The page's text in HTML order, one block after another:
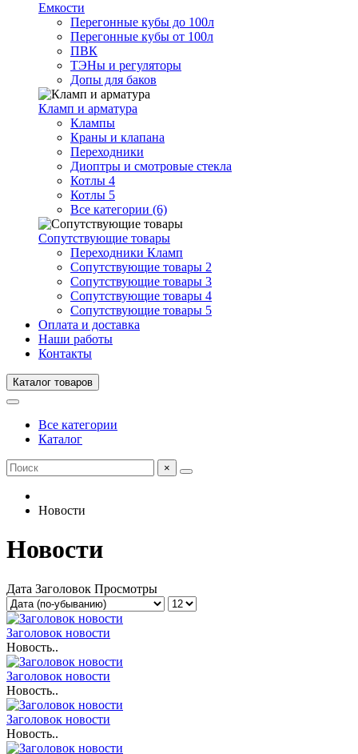
Емкости
Перегонные кубы до 100л
Перегонные кубы от 100л
ПВК
ТЭНы и регуляторы
Допы для баков
Кламп и арматура
Клампы
Краны и клапана
Переходники
Диоптры и смотровые стекла
Котлы 4
Котлы 5
Все категории (6)
Сопутствующие товары
Переходники Кламп
Сопутствующие товары 2
Сопутствующие товары 3
Сопутствующие товары 4
Сопутствующие товары 5
Оплата и доставка
Наши работы
Контакты
Каталог товаров
Все категории
Каталог
×
Новости
Новости
Дата Заголовок Просмотры
Заголовок новости
Новость..
Заголовок новости
Новость..
Заголовок новости
Новость..